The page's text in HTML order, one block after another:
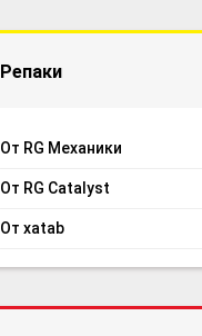
Репаки
От RG Механики
От RG Catalyst
От xatab